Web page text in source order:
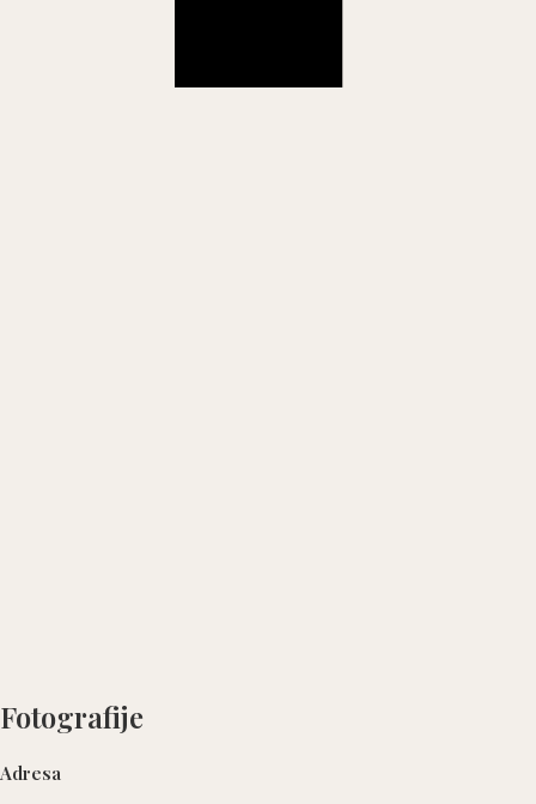
Fotografije
Adresa